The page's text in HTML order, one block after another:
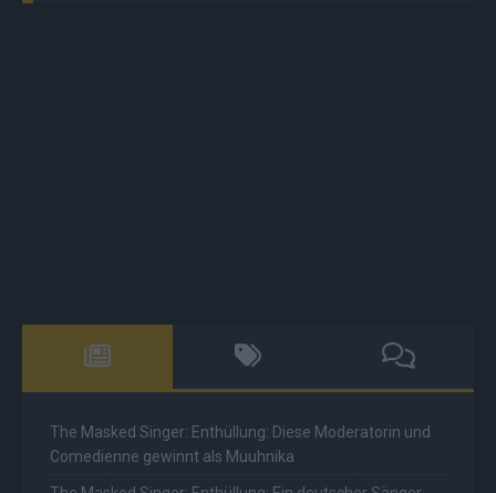
The Masked Singer: Enthüllung: Diese Moderatorin und
Comedienne gewinnt als Muuhnika